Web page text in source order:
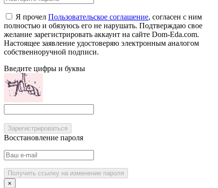
Я прочел Пользовательское соглашение, согласен с ним
полностью и обязуюсь его не нарушать. Подтверждаю свое
желание зарегистрировать аккаунт на сайте Dom-Eda.com.
Настоящее заявление удостоверяю электронным аналогом
собственноручной подписи.
Введите цифры и буквы
Зарегистрироваться
Восстановление пароля
Получить ссылку на изменение пароля
×